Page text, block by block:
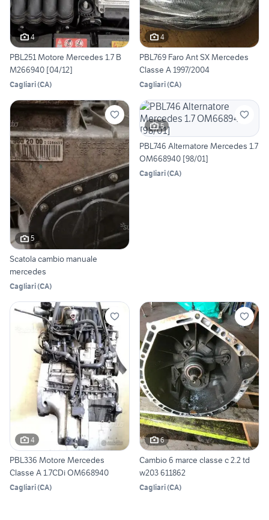
4
PBL251 Motore Mercedes 1.7 B
M266940 [04/12]
Cagliari(CA)
4
PBL769 Faro Ant SX Mercedes
Classe A 1997/2004
Cagliari(CA)
5
Scatola cambio manuale
mercedes
Cagliari(CA)
5
PBL746 Alternatore Mercedes 1.7
OM668940 [98/01]
Cagliari(CA)
4
PBL336 Motore Mercedes
Classe A 1.7CDi OM668940
Cagliari(CA)
6
Cambio 6 marce classe c 2.2 td
w203 611862
Cagliari(CA)